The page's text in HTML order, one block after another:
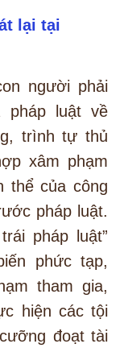
lại tại
người phải
pháp luật về
trình tự thủ
xâm phạm
thể của công
pháp luật.
pháp luật”
phức tạp,
tham gia,
hiện các tội
đoạt tài